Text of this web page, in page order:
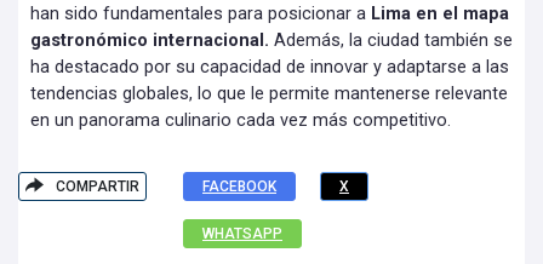
han sido fundamentales para posicionar a Lima en el mapa
gastronómico internacional. Además, la ciudad también se
ha destacado por su capacidad de innovar y adaptarse a las
tendencias globales, lo que le permite mantenerse relevante
en un panorama culinario cada vez más competitivo.
COMPARTIR FACEBOOK X
WHATSAPP